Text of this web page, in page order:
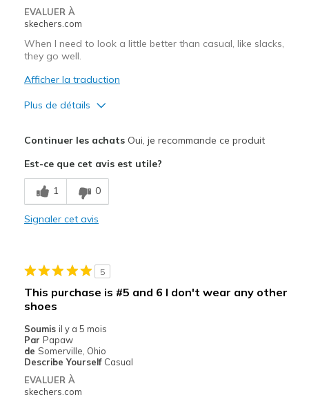
EVALUER À
skechers.com
When I need to look a little better than casual, like slacks,
they go well.
Afficher la traduction
Plus de détails
Breathe Well
Comfortable
Casual Wear
Width
Sizing
View On Shoes
Continuer les achatsOui, je recommande ce produit
Est-ce que cet avis est utile?
1 0
Signaler cet avis
5
This purchase is #5 and 6 I don't wear any other
shoes
Soumis il y a 5 mois
Par Papaw
de Somerville, Ohio
Describe Yourself Casual
EVALUER À
skechers.com